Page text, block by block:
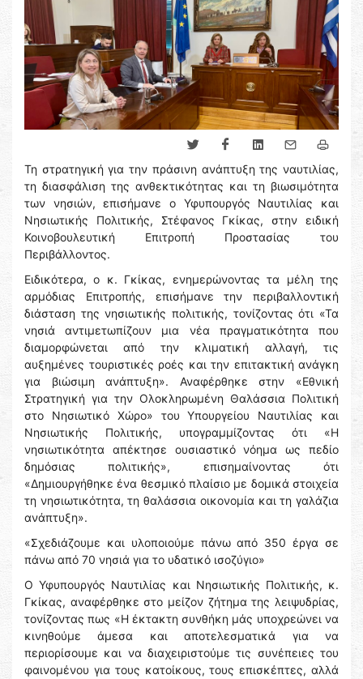
Τη στρατηγική για την πράσινη ανάπτυξη της ναυτιλίας,
τη διασφάλιση της ανθεκτικότητας και τη βιωσιμότητα
των νησιών, επισήμανε ο Υφυπουργός Ναυτιλίας και
Νησιωτικής Πολιτικής, Στέφανος Γκίκας, στην ειδική
Κοινοβουλευτική Επιτροπή Προστασίας του
Περιβάλλοντος.
Ειδικότερα, ο κ. Γκίκας, ενημερώνοντας τα μέλη της
αρμόδιας Επιτροπής, επισήμανε την περιβαλλοντική
διάσταση της νησιωτικής πολιτικής, τονίζοντας ότι «Τα
νησιά αντιμετωπίζουν μια νέα πραγματικότητα που
διαμορφώνεται από την κλιματική αλλαγή, τις
αυξημένες τουριστικές ροές και την επιτακτική ανάγκη
για βιώσιμη ανάπτυξη». Αναφέρθηκε στην «Εθνική
Στρατηγική για την Ολοκληρωμένη Θαλάσσια Πολιτική
στο Νησιωτικό Χώρο» του Υπουργείου Ναυτιλίας και
Νησιωτικής Πολιτικής, υπογραμμίζοντας ότι «Η
νησιωτικότητα απέκτησε ουσιαστικό νόημα ως πεδίο
δημόσιας πολιτικής», επισημαίνοντας ότι
«Δημιουργήθηκε ένα θεσμικό πλαίσιο με δομικά στοιχεία
τη νησιωτικότητα, τη θαλάσσια οικονομία και τη γαλάζια
ανάπτυξη».
«Σχεδιάζουμε και υλοποιούμε πάνω από 350 έργα σε
πάνω από 70 νησιά για το υδατικό ισοζύγιο»
Ο Υφυπουργός Ναυτιλίας και Νησιωτικής Πολιτικής, κ.
Γκίκας, αναφέρθηκε στο μείζον ζήτημα της λειψυδρίας,
τονίζοντας πως «Η έκτακτη συνθήκη μάς υποχρεώνει να
κινηθούμε άμεσα και αποτελεσματικά για να
περιορίσουμε και να διαχειριστούμε τις συνέπειες του
φαινομένου για τους κατοίκους, τους επισκέπτες, αλλά